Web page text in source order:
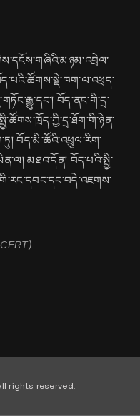
བོད་ནང་གི་དྲ་
བོད་མི་ཚོའི་འཕྲུལ་རིག་
མཐའ་དོན། བོད་པའི་སྤྱི་
rights reserved.